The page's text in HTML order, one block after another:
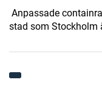
Anpassade
stad som Stockholm